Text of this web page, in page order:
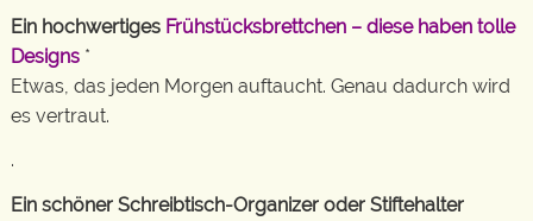
Ein hochwertiges Frühstücksbrettchen – diese haben tolle
Designs *
Etwas, das jeden Morgen auftaucht. Genau dadurch wird
es vertraut.
.
Ein schöner Schreibtisch-Organizer oder Stiftehalter